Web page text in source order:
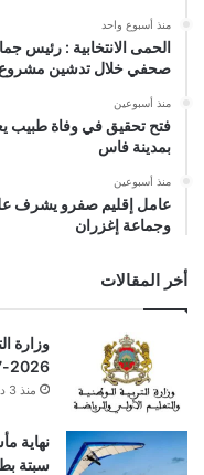
منذ أسبوع واحد
الحمى الانتخابية : رئيس
صحفي خلال تدشين
منذ أسبوعين
فتح تحقيق في وفاة
بمدينة فاس
منذ أسبوعين
عامل إقليم صفرو يشرف
وجماعة إغزران
أخر المقالات
وزارة
2026-2027
منذ 3 دقائق
نهاية
سبتة